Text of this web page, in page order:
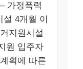
가정폭력
설 4개월 이
지원시설
원 입주자
획에 따른